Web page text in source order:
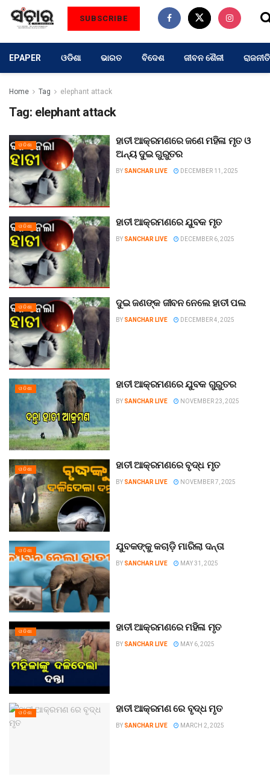
SUBSCRIBE
EPAPER ଓଡିଶା ଭାରତ ବିଦେଶ ଜୀବନ ଶୈଳୀ ରାଜନୀତି
Home Tag elephant attack
Tag: elephant attack
ଓଡିଶା ହାତୀ ଆକ୍ରମଣରେ ଜଣେ ମହିଳା ମୃତ ଓ
ଅନ୍ୟ ଦୁଇ ଗୁରୁତର
BY SANCHAR LIVE DECEMBER 11, 2025
ଓଡିଶା ହାତୀ ଆକ୍ରମଣରେ ଯୁବକ ମୃତ
BY SANCHAR LIVE DECEMBER 6, 2025
ଓଡିଶା ଦୁଇ ଜଣଙ୍କ ଜୀବନ ନେଲେ ହାତୀ ପଲ
BY SANCHAR LIVE DECEMBER 4, 2025
ଓଡିଶା ହାତୀ ଆକ୍ରମଣରେ ଯୁବକ ଗୁରୁତର
BY SANCHAR LIVE NOVEMBER 23, 2025
ଓଡିଶା ହାତୀ ଆକ୍ରମଣରେ ବୃଦ୍ଧ ମୃତ
BY SANCHAR LIVE NOVEMBER 7, 2025
ଓଡିଶା ଯୁବକଙ୍କୁ କଚାଡ଼ି ମାରିଲା ଦନ୍ତା
BY SANCHAR LIVE MAY 31, 2025
ଓଡିଶା ହାତୀ ଆକ୍ରମଣରେ ମହିଳା ମୃତ
BY SANCHAR LIVE MAY 6, 2025
ଓଡିଶା ହାତୀ ଆକ୍ରମଣ ରେ ବୃଦ୍ଧ ମୃତ
BY SANCHAR LIVE MARCH 2, 2025